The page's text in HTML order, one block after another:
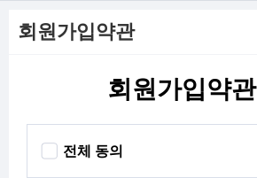
회원가입약관
회원가입약관
전체 동의